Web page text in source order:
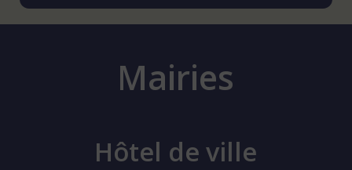
Mairies
Hôtel de ville